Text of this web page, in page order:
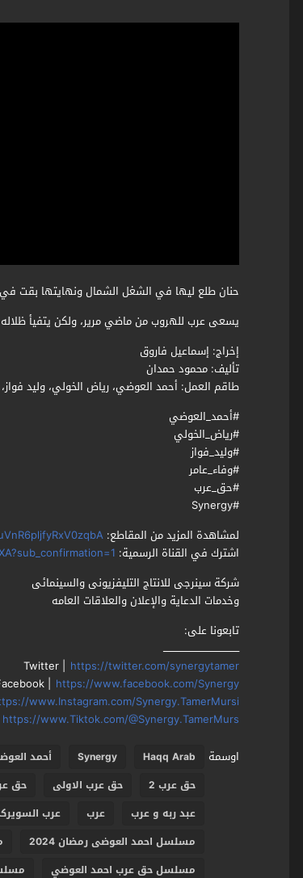
حنان طلع ليها في الشغل الشمال ونهايتها بقت
يسعى عرب للهروب من ماضي مرير، ولكن يتفيأ ظلاله
ﺇﺧﺮاﺝ: إسماعيل فاروق
ﺗﺄﻟﻴﻒ: محمود حمدان
طاقم العمل: أحمد العوضي، رياض الخولي، وليد فواز،
#أحمد_العوضي
#رياض_الخولي
#وليد_فواز
#وفاء_عامر
#حق_عرب
#Synergy
لمشاهدة المزيد من المقاطع:
اشترك في القناة الرسمية:
شركة سينرجى للانتاج التليفزيونى والسينمائى
وخدمات الدعاية والإعلان والعلاقات العامه
تابعونا على:
ـــــــــــــــــــــــــــــــــــــــــــــــ
Twitter | https://twitter.com/synergytamer
| https://www.facebook.com/Synergy
www.Instagram.com/Synergy.TamerMursi
https://www.Tiktok.com/@Synergy.TamerMurs
اوسمة
Haqq Arab
Synergy أحمد
حق عرب 2
حق عرب الاولى حق
عبد ربه و عرب
عرب عرب
مسلسل احمد العوضى رمضان 2024
مسلسل حق عرب احمد العوضي